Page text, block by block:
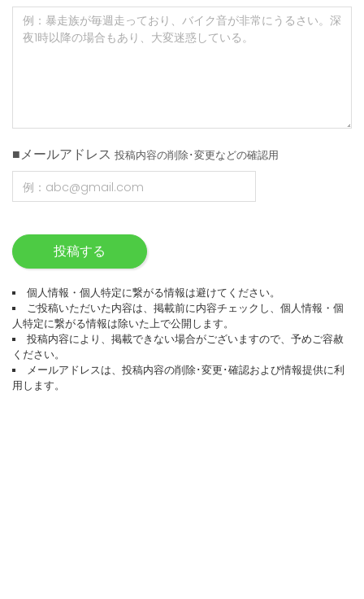
■メールアドレス 投稿内容の削除･変更などの確認用
投稿する
個人情報・個人特定に繋がる情報は避けてください。
ご投稿いただいた内容は、掲載前に内容チェックし、個人情報・個
人特定に繋がる情報は除いた上で公開します。
投稿内容により、掲載できない場合がございますので、予めご容赦
ください。
メールアドレスは、投稿内容の削除･変更･確認および情報提供に利
用します。